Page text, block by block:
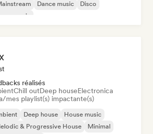
Dance music
Disco
music
réalisés
Chill outDeep houseElectronica
mes playlist(s) impactante(s)
Deep house
House music
& Progressive House
Minimal